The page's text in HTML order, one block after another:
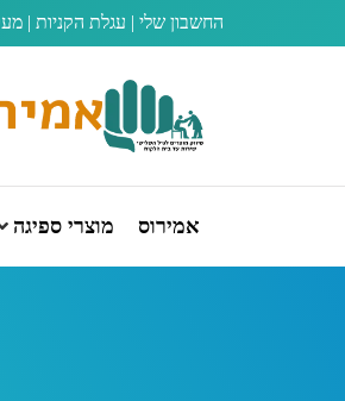
החשבון שלי | עגלת הקניות |
אמירוס מוצרי ספיגה